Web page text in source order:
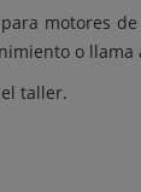
motores
o llama
taller.